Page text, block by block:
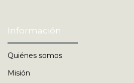
Información
Quiénes somos
Misión